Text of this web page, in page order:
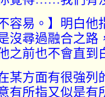
容易。】明白
沒尋過融合之路
之前也不會直到
某方面有很強
有所指又似是有